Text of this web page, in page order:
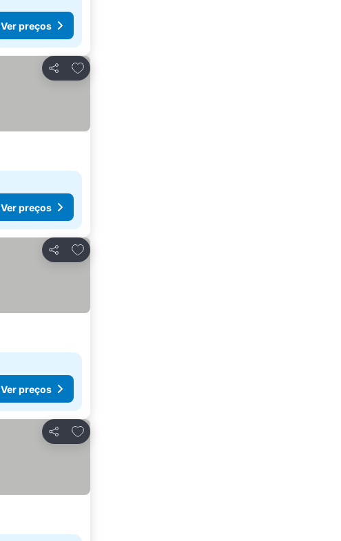
Ver preços
Partilhar
Adicionar aos favoritos
Ver preços
Partilhar
Adicionar aos favoritos
Ver preços
Partilhar
Adicionar aos favoritos